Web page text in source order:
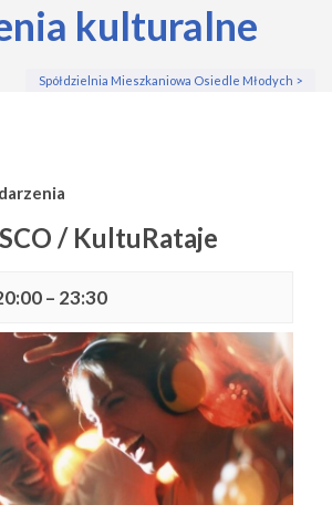
kulturalne
Spółdzielnia Mieszkaniowa Osiedle Młodych >
/ KultuRataje
– 23:30